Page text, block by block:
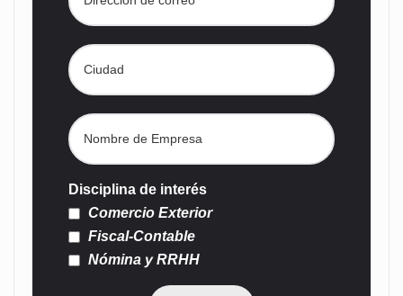
Disciplina de interés
Comercio Exterior
Fiscal-Contable
Nómina y RRHH